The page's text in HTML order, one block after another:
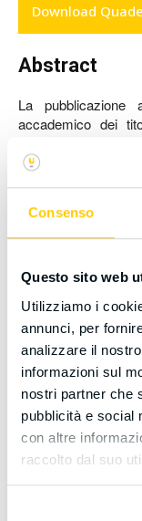
Consenso
Questo sito web
Utilizziamo i
annunci, per
analizzare il
informazioni sul
nostri partner che
pubblicità e social
con altre
raccolto dal suo
Download
Abstract
La pubblicazione
accademico dei
mobilità
credential
APICE), che ha
raccolta di dati
digitali,
qualitativa per
aree tematiche
riconoscimento:
sono state
candidature, e alla
efficace con gli
all’istituzione,